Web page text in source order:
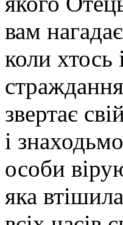
вам
коли
звертає
і
особи
яка